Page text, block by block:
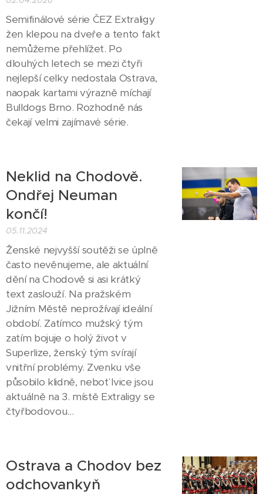
Semifinálové série ČEZ Extraligy
žen klepou na dveře a tento fakt
nemůžeme přehlížet. Po
dlouhých letech se mezi čtyři
nejlepší celky nedostala Ostrava,
naopak kartami výrazně míchají
Bulldogs Brno. Rozhodně nás
čekají velmi zajímavé série.
Neklid na Chodově.
Ondřej Neuman
končí!
05.11.2024
Ženské nejvyšší soutěži se úplně
často nevěnujeme, ale aktuální
dění na Chodově si asi krátký
text zaslouží. Na pražském
Jižním Městě neprožívají ideální
období. Zatímco mužský tým
zatím bojuje o holý život v
Superlize, ženský tým svírají
vnitřní problémy. Zvenku vše
působilo klidně, neboť lvice jsou
aktuálně na 3. místě Extraligy se
čtyřbodovou...
Ostrava a Chodov bez
odchovankyň